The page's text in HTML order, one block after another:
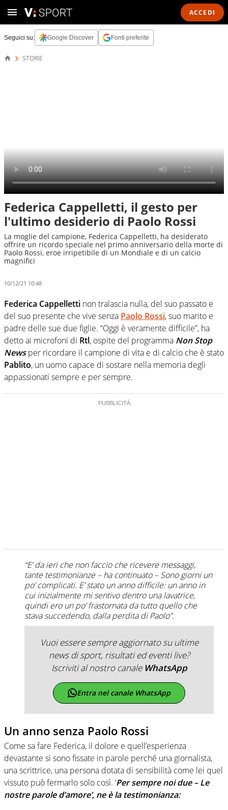
ACCEDI
Seguici su: Google Discover Fonti preferite
STORIE
Federica Cappelletti, il gesto per
l'ultimo desiderio di Paolo Rossi
La moglie del campione, Federica Cappelletti, ha desiderato
offrire un ricordo speciale nel primo anniversario della morte di
Paolo Rossi, eroe irripetibile di un Mondiale e di un calcio
magnifici
10/12/21 10:48
Federica Cappelletti non tralascia nulla, del suo passato e
del suo presente che vive senza Paolo Rossi, suo marito e
padre delle sue due figlie. “Oggi è veramente difficile”, ha
detto ai microfoni di Rtl, ospite del programma Non Stop
Newsper ricordare il campione di vita e di calcio che è stato
Pablito, un uomo capace di sostare nella memoria degli
appassionati sempre e per sempre.
“E’ da ieri che non faccio che ricevere messaggi,
tante testimonianze – ha continuato – Sono giorni un
po’ complicati. E’ stato un anno difficile: un anno in
cui inizialmente mi sentivo dentro una lavatrice,
quindi ero un po’ frastornata da tutto quello che
stava succedendo, dalla perdita di Paolo”.
Vuoi essere sempre aggiornato su ultime
news di sport, risultati ed eventi live?
Iscriviti al nostro canale WhatsApp
Entra nel canale WhatsApp
Un anno senza Paolo Rossi
Come sa fare Federica, il dolore e quell’esperienza
devastante si sono fissate in parole perché una giornalista,
una scrittrice, una persona dotata di sensibilità come lei quel
vissuto può fermarlo solo così. ‘Per sempre noi due – Le
nostre parole d’amore’, ne è la testimonianza: